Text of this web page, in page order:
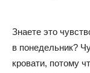
Знаете это
в понедельник?
кровати, потому